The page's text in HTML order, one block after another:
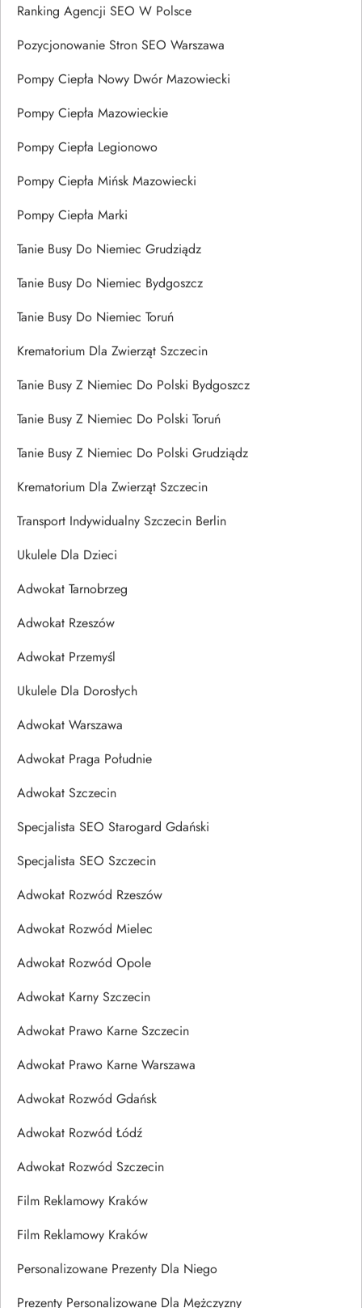
Ranking Agencji SEO W Polsce
Pozycjonowanie Stron SEO Warszawa
Pompy Ciepła Nowy Dwór Mazowiecki
Pompy Ciepła Mazowieckie
Pompy Ciepła Legionowo
Pompy Ciepła Mińsk Mazowiecki
Pompy Ciepła Marki
Tanie Busy Do Niemiec Grudziądz
Tanie Busy Do Niemiec Bydgoszcz
Tanie Busy Do Niemiec Toruń
Krematorium Dla Zwierząt Szczecin
Tanie Busy Z Niemiec Do Polski Bydgoszcz
Tanie Busy Z Niemiec Do Polski Toruń
Tanie Busy Z Niemiec Do Polski Grudziądz
Krematorium Dla Zwierząt Szczecin
Transport Indywidualny Szczecin Berlin
Ukulele Dla Dzieci
Adwokat Tarnobrzeg
Adwokat Rzeszów
Adwokat Przemyśl
Ukulele Dla Dorosłych
Adwokat Warszawa
Adwokat Praga Południe
Adwokat Szczecin
Specjalista SEO Starogard Gdański
Specjalista SEO Szczecin
Adwokat Rozwód Rzeszów
Adwokat Rozwód Mielec
Adwokat Rozwód Opole
Adwokat Karny Szczecin
Adwokat Prawo Karne Szczecin
Adwokat Prawo Karne Warszawa
Adwokat Rozwód Gdańsk
Adwokat Rozwód Łódź
Adwokat Rozwód Szczecin
Film Reklamowy Kraków
Film Reklamowy Kraków
Personalizowane Prezenty Dla Niego
Prezenty Personalizowane Dla Mężczyzny